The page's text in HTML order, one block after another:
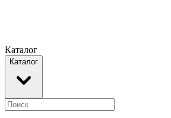
Каталог
Каталог